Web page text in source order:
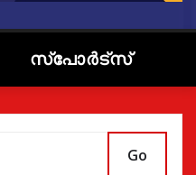
സ്പോർട്സ്
Go